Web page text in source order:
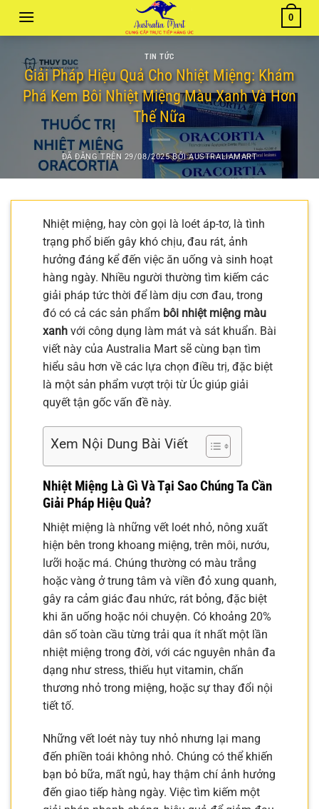
dung
0
TIN TỨC
Giải Pháp Hiệu Quả Cho Nhiệt Miệng: Khám
Phá Kem Bôi Nhiệt Miệng Màu Xanh Và Hơn
Thế Nữa
ĐÃ ĐĂNG TRÊN 29/08/2025 BỞIAUSTRALIAMART
Nhiệt miệng, hay còn gọi là loét áp-tơ, là tình
trạng phổ biến gây khó chịu, đau rát, ảnh
hưởng đáng kể đến việc ăn uống và sinh hoạt
hàng ngày. Nhiều người thường tìm kiếm các
giải pháp tức thời để làm dịu cơn đau, trong
đó có cả các sản phẩm bôi nhiệt miệng màu
xanh với công dụng làm mát và sát khuẩn. Bài
viết này của Australia Mart sẽ cùng bạn tìm
hiểu sâu hơn về các lựa chọn điều trị, đặc biệt
là một sản phẩm vượt trội từ Úc giúp giải
quyết tận gốc vấn đề này.
Xem Nội Dung Bài Viết
Nhiệt Miệng Là Gì Và Tại Sao Chúng Ta Cần
Giải Pháp Hiệu Quả?
Nhiệt miệng là những vết loét nhỏ, nông xuất
hiện bên trong khoang miệng, trên môi, nướu,
lưỡi hoặc má. Chúng thường có màu trắng
hoặc vàng ở trung tâm và viền đỏ xung quanh,
gây ra cảm giác đau nhức, rát bỏng, đặc biệt
khi ăn uống hoặc nói chuyện. Có khoảng 20%
dân số toàn cầu từng trải qua ít nhất một lần
nhiệt miệng trong đời, với các nguyên nhân đa
dạng như stress, thiếu hụt vitamin, chấn
thương nhỏ trong miệng, hoặc sự thay đổi nội
tiết tố.
Những vết loét này tuy nhỏ nhưng lại mang
đến phiền toái không nhỏ. Chúng có thể khiến
bạn bỏ bữa, mất ngủ, hay thậm chí ảnh hưởng
đến giao tiếp hàng ngày. Việc tìm kiếm một